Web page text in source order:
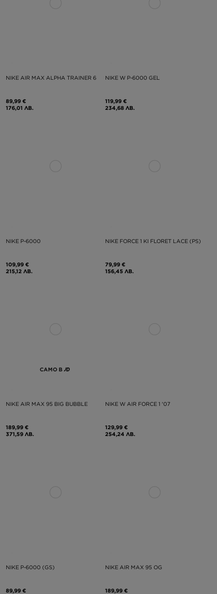
NIKE AIR MAX ALPHA TRAINER 6
89,99 €
176,01 ЛВ.
NIKE W P-6000 GEL
119,99 €
234,68 ЛВ.
NIKE P-6000
109,99 €
215,12 ЛВ.
NIKE FORCE 1 KI FLORET LACE (PS)
79,99 €
156,45 ЛВ.
САМО В
NIKE AIR MAX 95 BIG BUBBLE
189,99 €
371,59 ЛВ.
NIKE W AIR FORCE 1 '07
129,99 €
254,24 ЛВ.
NIKE P-6000 (GS)
89,99 €
NIKE AIR MAX 95 OG
189,99 €